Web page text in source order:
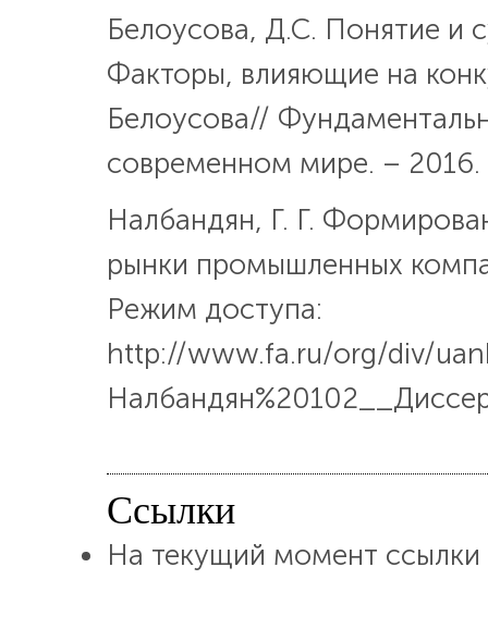
Белоусова, Д.С. Понятие и
Факторы, влияющие на
Белоусова//
современном мире. –
Налбандян, Г. Г.
рынки промышленных
Режим доступа:
http://www.fa.ru/org/div/
Ссылки
На текущий момент ссылки